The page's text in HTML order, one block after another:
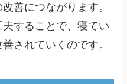
善につながります。
することで、寝てい
されていくのです。